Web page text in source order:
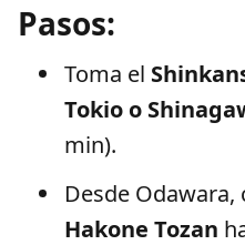
Pasos:
Toma el
Tokio o
min).
Desde Odawara,
Hakone Tozan